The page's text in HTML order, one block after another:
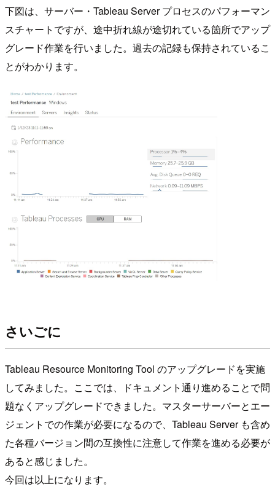
下図は、サーバー・Tableau Server プロセスのパフォーマン
スチャートですが、途中折れ線が途切れている箇所でアップ
グレード作業を行いました。過去の記録も保持されているこ
とがわかります。
さいごに
Tableau Resource Monitoring Tool のアップグレードを実施
してみました。ここでは、ドキュメント通り進めることで問
題なくアップグレードできました。マスターサーバーとエー
ジェントでの作業が必要になるので、Tableau Server も含め
た各種バージョン間の互換性に注意して作業を進める必要が
あると感じました。
今回は以上になります。